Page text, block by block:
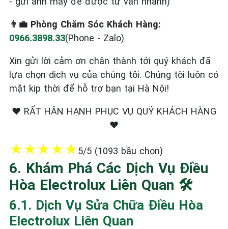
👨‍💼 Phòng Chăm Sóc Khách Hàng:
0966.3898.33(Phone - Zalo)
Xin gửi lời cảm ơn chân thành tới quý khách đã
lựa chọn dịch vụ của chúng tôi. Chúng tôi luôn có
mặt kịp thời để hỗ trợ bạn tại Hà Nội!
❤️ RẤT HÂN HẠNH PHỤC VỤ QUÝ KHÁCH HÀNG
❤️
★★★★★5/5 (1093 bầu chọn)
6. Khám Phá Các Dịch Vụ Điều
Hòa Electrolux Liên Quan 🛠️
6.1. Dịch Vụ Sửa Chữa Điều Hòa
Electrolux Liên Quan